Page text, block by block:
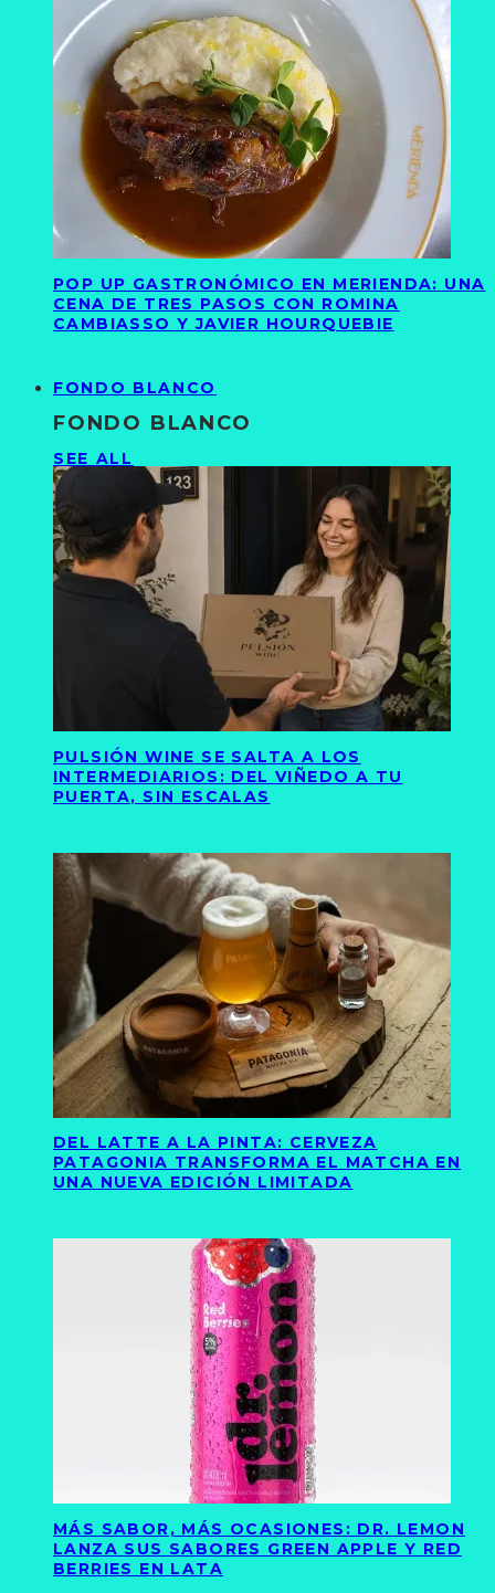
POP UP GASTRONÓMICO EN MERIENDA: UNA
CENA DE TRES PASOS CON ROMINA
CAMBIASSO Y JAVIER HOURQUEBIE
FONDO BLANCO
FONDO BLANCO
SEE ALL
PULSIÓN WINE SE SALTA A LOS
INTERMEDIARIOS: DEL VIÑEDO A TU
PUERTA, SIN ESCALAS
DEL LATTE A LA PINTA: CERVEZA
PATAGONIA TRANSFORMA EL MATCHA EN
UNA NUEVA EDICIÓN LIMITADA
MÁS SABOR, MÁS OCASIONES: DR. LEMON
LANZA SUS SABORES GREEN APPLE Y RED
BERRIES EN LATA